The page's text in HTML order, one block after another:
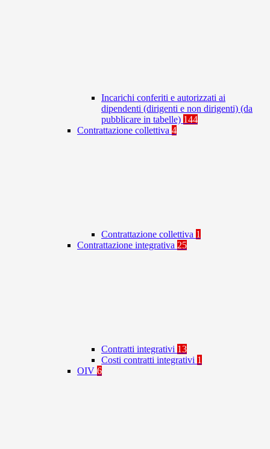
Incarichi conferiti e autorizzati ai
dipendenti (dirigenti e non dirigenti) (da
pubblicare in tabelle) 144
Contrattazione collettiva 4
Contrattazione collettiva 1
Contrattazione integrativa 25
Contratti integrativi 13
Costi contratti integrativi 1
OIV 6